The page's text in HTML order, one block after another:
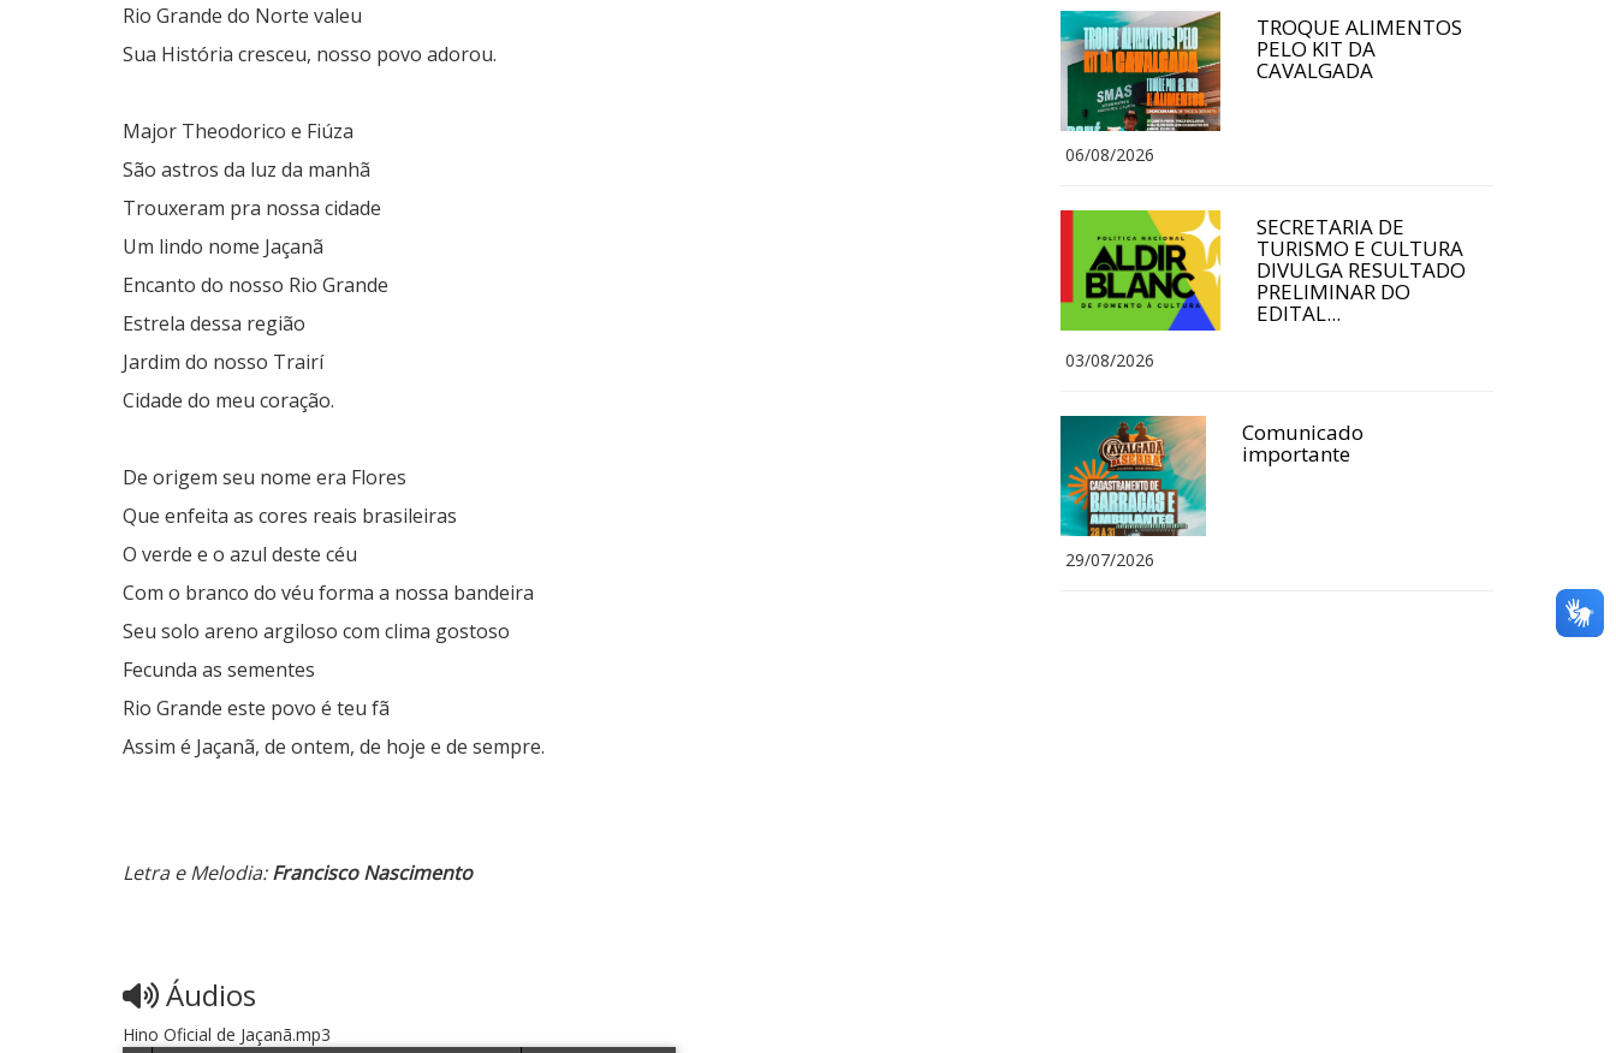
Rio Grande do Norte valeu
Sua História cresceu, nosso povo adorou.
Major Theodorico e Fiúza
São astros da luz da manhã
Trouxeram pra nossa cidade
Um lindo nome Jaçanã
Encanto do nosso Rio Grande
Estrela dessa região
Jardim do nosso Trairí
Cidade do meu coração.
De origem seu nome era Flores
Que enfeita as cores reais brasileiras
O verde e o azul deste céu
Com o branco do véu forma a nossa bandeira
Seu solo areno argiloso com clima gostoso
Fecunda as sementes
Rio Grande este povo é teu fã
Assim é Jaçanã, de ontem, de hoje e de sempre.
Letra e Melodia:Francisco Nascimento
Áudios
Hino Oficial de Jaçanã.mp3
TROQUE ALIMENTOS
PELO KIT DA
CAVALGADA
06/08/2026
SECRETARIA DE
TURISMO E CULTURA
DIVULGA RESULTADO
PRELIMINAR DO
EDITAL...
03/08/2026
Comunicado
importante
29/07/2026